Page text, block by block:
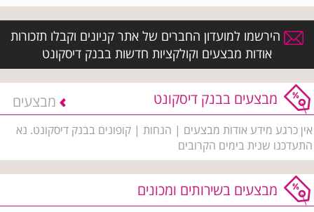
הירשמו למועדון החברים של אתר קניונים וקבלו תזכורות
אודות מבצעים וקולקציות חדשות בבנק דיסקונט
מבצעים בבנק דיסקונט מבצעים
אין כרגע מידע אודות מבצעים | הנחות | קופונים בבנק דיסקונט. נא
התעדכנו שנית בימים הקרובים
מבצעים בשירותים ומכונים